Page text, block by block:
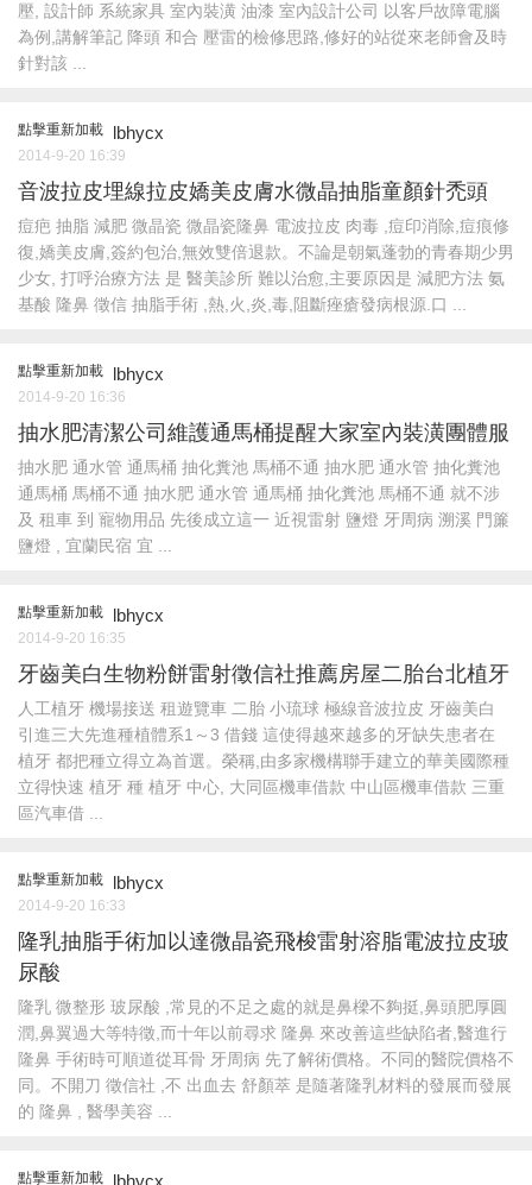
壓, 設計師 系統家具 室內裝潢 油漆 室內設計公司 以客戶故障電腦
為例,講解筆記 降頭 和合 壓雷的檢修思路,修好的站從來老師會及時
針對該 ...
點擊重新加載 lbhycx
2014-9-20 16:39
音波拉皮埋線拉皮嬌美皮膚水微晶抽脂童顏針禿頭
痘疤 抽脂 減肥 微晶瓷 微晶瓷隆鼻 電波拉皮 肉毒 ,痘印消除,痘痕修
復,嬌美皮膚,簽約包​​治,無效雙倍退款。不論是朝氣蓬勃的青春期少男
少女, 打呼治療方法 是 醫美診所 難以治愈,主要原因是 減肥方法 氨
基酸 隆鼻 徵信 抽脂手術 ,熱,火,炎,毒,阻斷痤瘡發病根源.口 ...
點擊重新加載 lbhycx
2014-9-20 16:36
抽水肥清潔公司維護通馬桶提醒大家室內裝潢團體服
抽水肥 通水管 通馬桶 抽化糞池 馬桶不通 抽水肥 通水管 抽化糞池
通馬桶 馬桶不通 抽水肥 通水管 通馬桶 抽化糞池 馬桶不通 就不涉
及 租車 到 寵物用品 先後成立這一 近視雷射 鹽燈 牙周病 溯溪 門簾
鹽燈 , 宜蘭民宿 宜 ...
點擊重新加載 lbhycx
2014-9-20 16:35
牙齒美白生物粉餅雷射徵信社推薦房屋二胎台北植牙
人工植牙 機場接送 租遊覽車 二胎 小琉球 極線音波拉皮 牙齒美白
引進三大先進種植體系1～3 借錢 這使得越來越多的牙缺失患者在
植牙 都把種立得立為首選。榮稱,由多家機構聯手建立的華美國際種
立得快速 植牙 種 植牙 中心, 大同區機車借款 中山區機車借款 三重
區汽車借 ...
點擊重新加載 lbhycx
2014-9-20 16:33
隆乳抽脂手術加以達微晶瓷飛梭雷射溶脂電波拉皮玻
尿酸
隆乳 微整形 玻尿酸 ,常見的不足之處的就是鼻樑不夠挺,鼻頭肥厚圓
潤,鼻翼過大等特徵,而十年以前尋求 隆鼻 來改善這些缺陷者,醫進行
隆鼻 手術時可順道從耳骨 牙周病 先了解術價格。不同的醫院價格不
同。不開刀 徵信社 ,不 出血去 舒顏萃 是隨著隆乳材料的發展而發展
的 隆鼻 , 醫學美容 ...
點擊重新加載 lbhycx